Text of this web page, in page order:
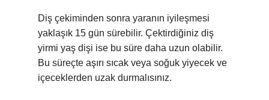
Diş çekiminden sonra yaranın iyileşmesi
yaklaşık 15 gün sürebilir. Çektirdiğiniz diş
yirmi yaş dişi ise bu süre daha uzun olabilir.
Bu süreçte aşırı sıcak veya soğuk yiyecek ve
içeceklerden uzak durmalısınız.